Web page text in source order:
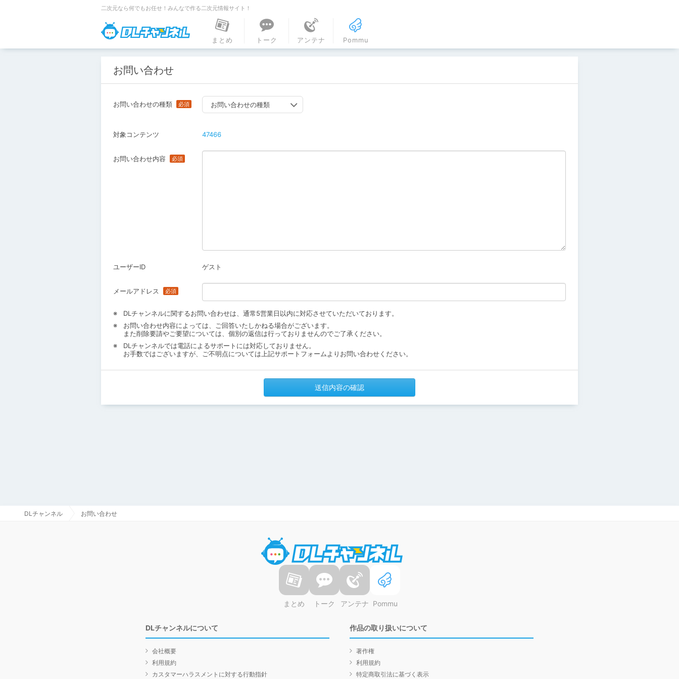
二次元なら何でもお任せ！みんなで作る二次元情報サイト！
DLチャンネル
まとめ
トーク アンテナ Pommu
お問い合わせ
お問い合わせの種類 お問い合わせの種類
対象コンテンツ 47466
お問い合わせ内容
ユーザーID ゲスト
メールアドレス
DLチャンネルに関するお問い合わせは、通常5営業日以内に対応させていただいております。
お問い合わせ内容によっては、ご回答いたしかねる場合がございます。
また削除要請やご要望については、個別の返信は行っておりませんのでご了承ください。
DLチャンネルでは電話によるサポートには対応しておりません。
お手数ではございますが、ご不明点については上記サポートフォームよりお問い合わせください。
送信内容の確認
DLチャンネル お問い合わせ
まとめ トーク アンテナ Pommu
DLチャンネルについて
会社概要
利用規約
カスタマーハラスメントに対する行動指針
作品の取り扱いについて
著作権
利用規約
特定商取引法に基づく表示